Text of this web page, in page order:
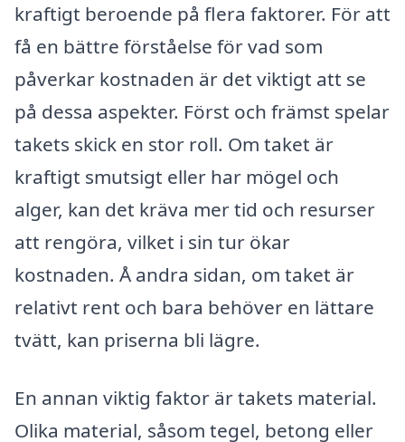
kraftigt beroende på flera faktorer. För att
få en bättre förståelse för vad som
påverkar kostnaden är det viktigt att se
på dessa aspekter. Först och främst spelar
takets skick en stor roll. Om taket är
kraftigt smutsigt eller har mögel och
alger, kan det kräva mer tid och resurser
att rengöra, vilket i sin tur ökar
kostnaden. Å andra sidan, om taket är
relativt rent och bara behöver en lättare
tvätt, kan priserna bli lägre.
En annan viktig faktor är takets material.
Olika material, såsom tegel, betong eller